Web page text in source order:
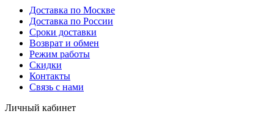
Доставка по Москве
Доставка по России
Сроки доставки
Возврат и обмен
Режим работы
Скидки
Контакты
Связь с нами
Личный кабинет